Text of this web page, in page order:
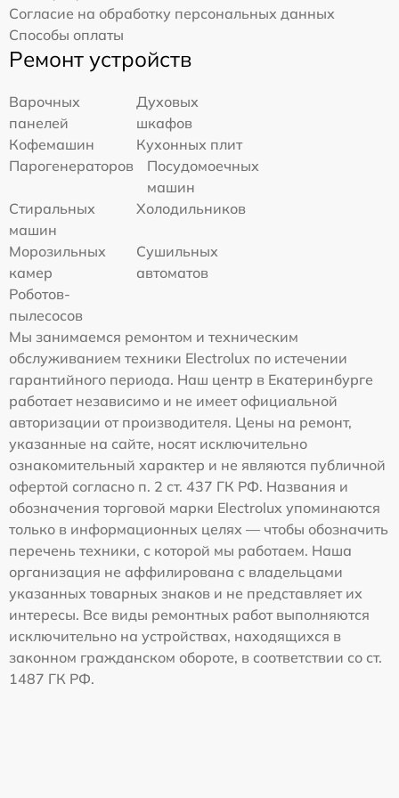
Согласие на обработку персональных данных
Способы оплаты
Ремонт устройств
Варочных
панелей
Духовых
шкафов
Кофемашин
Кухонных плит
Парогенераторов
Посудомоечных
машин
Стиральных
машин
Холодильников
Морозильных
камер
Сушильных
автоматов
Роботов-
пылесосов
Мы занимаемся ремонтом и техническим
обслуживанием техники Electrolux по истечении
гарантийного периода. Наш центр в Екатеринбурге
работает независимо и не имеет официальной
авторизации от производителя. Цены на ремонт,
указанные на сайте, носят исключительно
ознакомительный характер и не являются публичной
офертой согласно п. 2 ст. 437 ГК РФ. Названия и
обозначения торговой марки Electrolux упоминаются
только в информационных целях — чтобы обозначить
перечень техники, с которой мы работаем. Наша
организация не аффилирована с владельцами
указанных товарных знаков и не представляет их
интересы. Все виды ремонтных работ выполняются
исключительно на устройствах, находящихся в
законном гражданском обороте, в соответствии со ст.
1487 ГК РФ.